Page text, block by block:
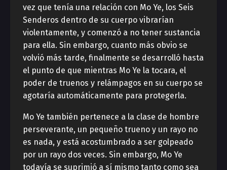
vez que tenía una relación con Mo Ye, los Seis
Senderos dentro de su cuerpo vibrarían
violentamente, y comenzó a no tener sustancia
para ella. Sin embargo, cuanto más obvio se
volvió más tarde, finalmente se desarrolló hasta
el punto de que mientras Mo Ye la tocara, el
poder de truenos y relámpagos en su cuerpo se
agotaría automáticamente para protegerla.
Mo Ye también pertenece a la clase de hombre
perseverante, un pequeño trueno y un rayo no
es nada, y está acostumbrado a ser golpeado
por un rayo dos veces. Sin embargo, Mo Ye
todavía se suprimió a sí mismo tanto como sea